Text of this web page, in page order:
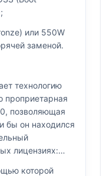
или 550W
заменой.
технологию
проприетарная
позволяющая
бы он находился
лицензиях:
которой